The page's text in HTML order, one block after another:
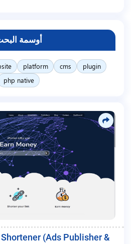
أوسمة
platform cms
plugin
php native
(Ads Publisher &